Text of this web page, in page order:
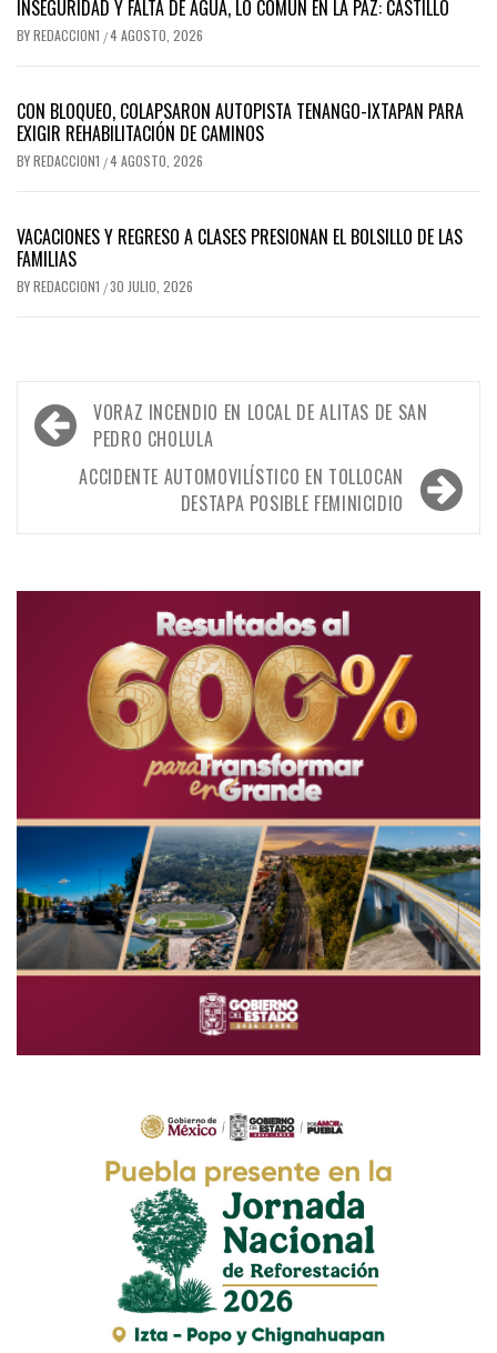
INSEGURIDAD Y FALTA DE AGUA, LO COMÚN EN LA PAZ: CASTILLO
BYREDACCION1 /4 AGOSTO, 2026
CON BLOQUEO, COLAPSARON AUTOPISTA TENANGO-IXTAPAN PARA
EXIGIR REHABILITACIÓN DE CAMINOS
BYREDACCION1 /4 AGOSTO, 2026
VACACIONES Y REGRESO A CLASES PRESIONAN EL BOLSILLO DE LAS
FAMILIAS
BYREDACCION1 /30 JULIO, 2026
Navegación
de
entradas
VORAZ INCENDIO EN LOCAL DE ALITAS DE SAN
PEDRO CHOLULA
ACCIDENTE AUTOMOVILÍSTICO EN TOLLOCAN
DESTAPA POSIBLE FEMINICIDIO